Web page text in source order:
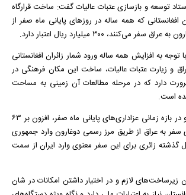
ستاد توسعه و بازسازی عتبات عالیات گفت: ساخت قرارگاه
افغانستانی که همه ساله در روز‌های پایانی ماه صفر از
۳۰۰ میلیارد ریال اعتبار دارد.
به افزایش همه ساله ورود شمار زائران افغانستانی
و زیارت عتبات عالیات، ساخت این مکان فرهنگی در
دارد که در مرحله مطالعات آن زمینی به مساحت
است.
او ادامه داد: سال ۱۴۰۳ و در بازه زمانی عزاداری‌های پایانی ماه صفر، افزون بر ۶۳
سفر به عراق از طریق مرز رسمی دوغارون وارد جمهوری
گذشته زائری برای این سفر معنوی وارد ایران از سمت
لازم و در اختیار داشتن امکانات در شان